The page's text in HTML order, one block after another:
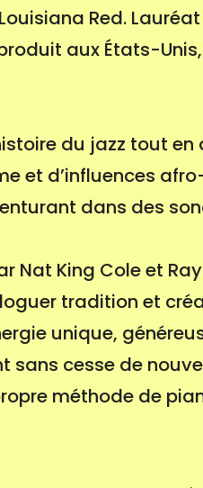
Red.
aux États-
du jazz tout
et d’influences
dans des
Nat King Cole et
tradition et
unique,
sans cesse de
méthode de